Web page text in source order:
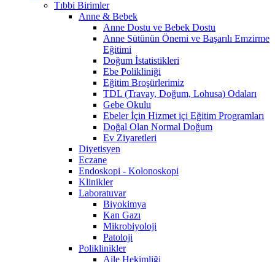
Tıbbi Birimler
Anne & Bebek
Anne Dostu ve Bebek Dostu
Anne Sütünün Önemi ve Başarılı Emzirme
Eğitimi
Doğum İstatistikleri
Ebe Polikliniği
Eğitim Broşürlerimiz
TDL (Travay, Doğum, Lohusa) Odaları
Gebe Okulu
Ebeler İçin Hizmet içi Eğitim Programları
Doğal Olan Normal Doğum
Ev Ziyaretleri
Diyetisyen
Eczane
Endoskopi - Kolonoskopi
Klinikler
Laboratuvar
Biyokimya
Kan Gazı
Mikrobiyoloji
Patoloji
Poliklinikler
Aile Hekimliği